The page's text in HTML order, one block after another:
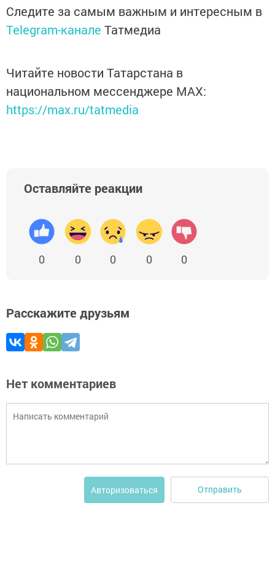
Следите за самым важным и интересным в
Telegram-канале Татмедиа
Читайте новости Татарстана в
национальном мессенджере MАХ:
https://max.ru/tatmedia
Оставляйте реакции
0 0 0 0 0
Расскажите друзьям
Нет комментариев
Авторизоваться Отправить